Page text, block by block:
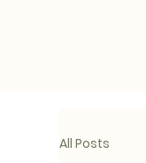
All Posts